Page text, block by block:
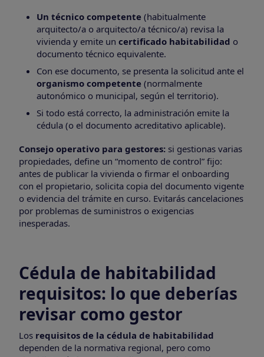
Un técnico competente (habitualmente
arquitecto/a o arquitecto/a técnico/a) revisa la
vivienda y emite un certificado habitabilidad o
documento técnico equivalente.
Con ese documento, se presenta la solicitud ante el
organismo competente (normalmente
autonómico o municipal, según el territorio).
Si todo está correcto, la administración emite la
cédula (o el documento acreditativo aplicable).
Consejo operativo para gestores: si gestionas varias
propiedades, define un “momento de control” fijo:
antes de publicar la vivienda o firmar el onboarding
con el propietario, solicita copia del documento vigente
o evidencia del trámite en curso. Evitarás cancelaciones
por problemas de suministros o exigencias
inesperadas.
Cédula de habitabilidad
requisitos: lo que deberías
revisar como gestor
Los requisitos de la cédula de habitabilidad
dependen de la normativa regional, pero como